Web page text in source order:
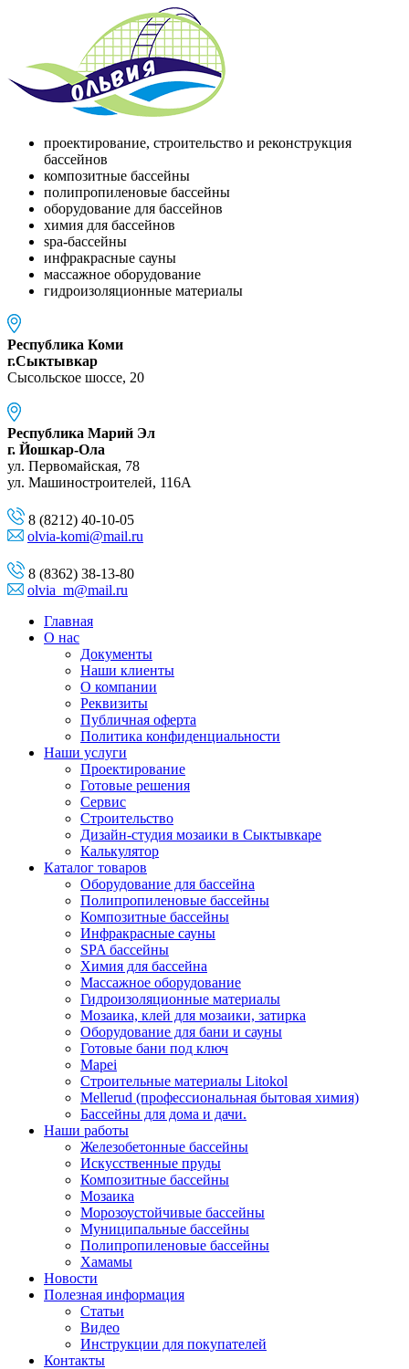
проектирование, строительство и реконструкция
бассейнов
композитные бассейны
полипропиленовые бассейны
оборудование для бассейнов
химия для бассейнов
spa-бассейны
инфракрасные сауны
массажное оборудование
гидроизоляционные материалы
Республика Коми
г.Сыктывкар
Сысольское шоссе, 20
Республика Марий Эл
г. Йошкар-Ола
ул. Первомайская, 78
ул. Машиностроителей, 116A
8 (8212) 40-10-05
olvia-komi@mail.ru
8 (8362) 38-13-80
olvia_m@mail.ru
Главная
О нас
Документы
Наши клиенты
О компании
Реквизиты
Публичная оферта
Политика конфиденциальности
Наши услуги
Проектирование
Готовые решения
Сервис
Строительство
Дизайн-студия мозаики в Сыктывкаре
Калькулятор
Каталог товаров
Оборудование для бассейна
Полипропиленовые бассейны
Композитные бассейны
Инфракрасные сауны
SPA бассейны
Химия для бассейна
Массажное оборудование
Гидроизоляционные материалы
Мозаика, клей для мозаики, затирка
Оборудование для бани и сауны
Готовые бани под ключ
Mapei
Строительные материалы Litokol
Mellerud (профессиональная бытовая химия)
Бассейны для дома и дачи.
Наши работы
Железобетонные бассейны
Искусственные пруды
Композитные бассейны
Мозаика
Морозоустойчивые бассейны
Муниципальные бассейны
Полипропиленовые бассейны
Хамамы
Новости
Полезная информация
Статьи
Видео
Инструкции для покупателей
Контакты